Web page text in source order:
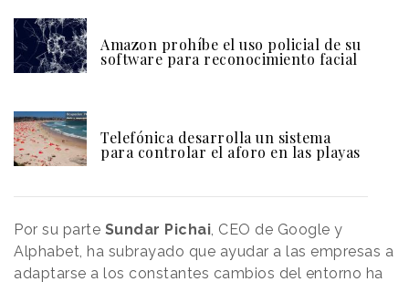
Amazon prohíbe el uso policial de su
software para reconocimiento facial
Telefónica desarrolla un sistema
para controlar el aforo en las playas
Por su parte Sundar Pichai, CEO de Google y
Alphabet, ha subrayado que ayudar a las empresas a
adaptarse a los constantes cambios del entorno ha